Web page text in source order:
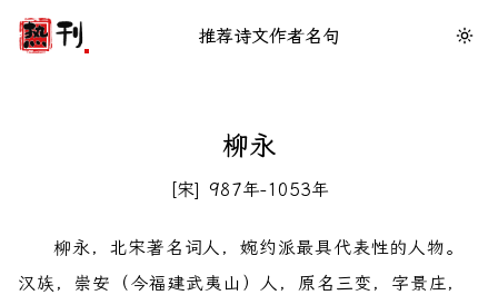
推荐诗文作者名句
柳永
宋 987年-1053年
柳永，北宋著名词人，婉约派最具代表性的人物。
汉族，崇安（今福建武夷山）人，原名三变，字景庄，